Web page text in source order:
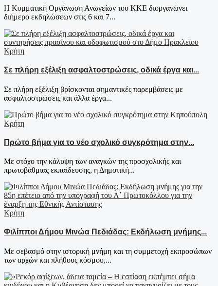
Η Κομματική Οργάνωση Ανωγείων του ΚΚΕ διοργανώνει
διήμερο εκδηλώσεων στις 6 και 7...
Κρήτη
Σε πλήρη εξέλιξη ασφαλτοστρώσεις, οδικά έργα και...
Σε πλήρη εξέλιξη βρίσκονται σημαντικές παρεμβάσεις με
ασφαλτοστρώσεις και άλλα έργα...
Κρήτη
Πρώτο βήμα για το νέο σχολικό συγκρότημα στην...
Με στόχο την κάλυψη των αναγκών της προσχολικής και
πρωτοβάθμιας εκπαίδευσης, η Δημοτική...
Κρήτη
Φιλίπποι Δήμου Μινώα Πεδιάδας: Εκδήλωση μνήμης...
Με σεβασμό στην ιστορική μνήμη και τη συμμετοχή εκπροσώπων
των αρχών και πλήθους κόσμου,...